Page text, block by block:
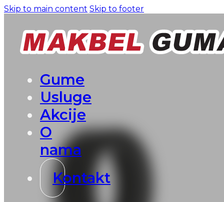
Skip to main content Skip to footer
Gume
Usluge
Akcije
O
nama
Kontakt